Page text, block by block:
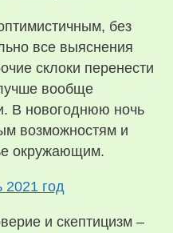
без
все выяснения
склоки перенести
вообще
В новогоднюю ночь
возможностям и
окружающим.
и скептицизм –